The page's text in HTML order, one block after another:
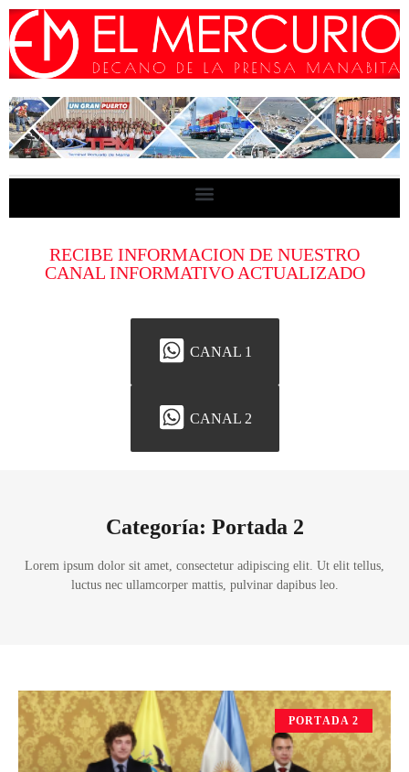
RECIBE INFORMACION DE NUESTRO
CANAL INFORMATIVO ACTUALIZADO
CANAL 1
CANAL 2
Categoría: Portada 2
Lorem ipsum dolor sit amet, consectetur adipiscing elit. Ut elit tellus,
luctus nec ullamcorper mattis, pulvinar dapibus leo.
PORTADA 2